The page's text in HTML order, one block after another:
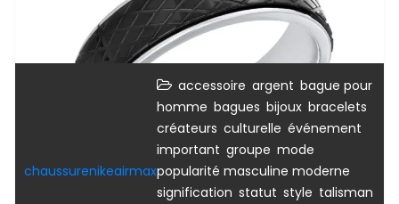
chaussurenikeairmax
accessoire argent bague pour
homme bagues bijoux bracelets
créateurs culturelle événement
important groupe mode
popularité masculine moderne
signification statut style talisman